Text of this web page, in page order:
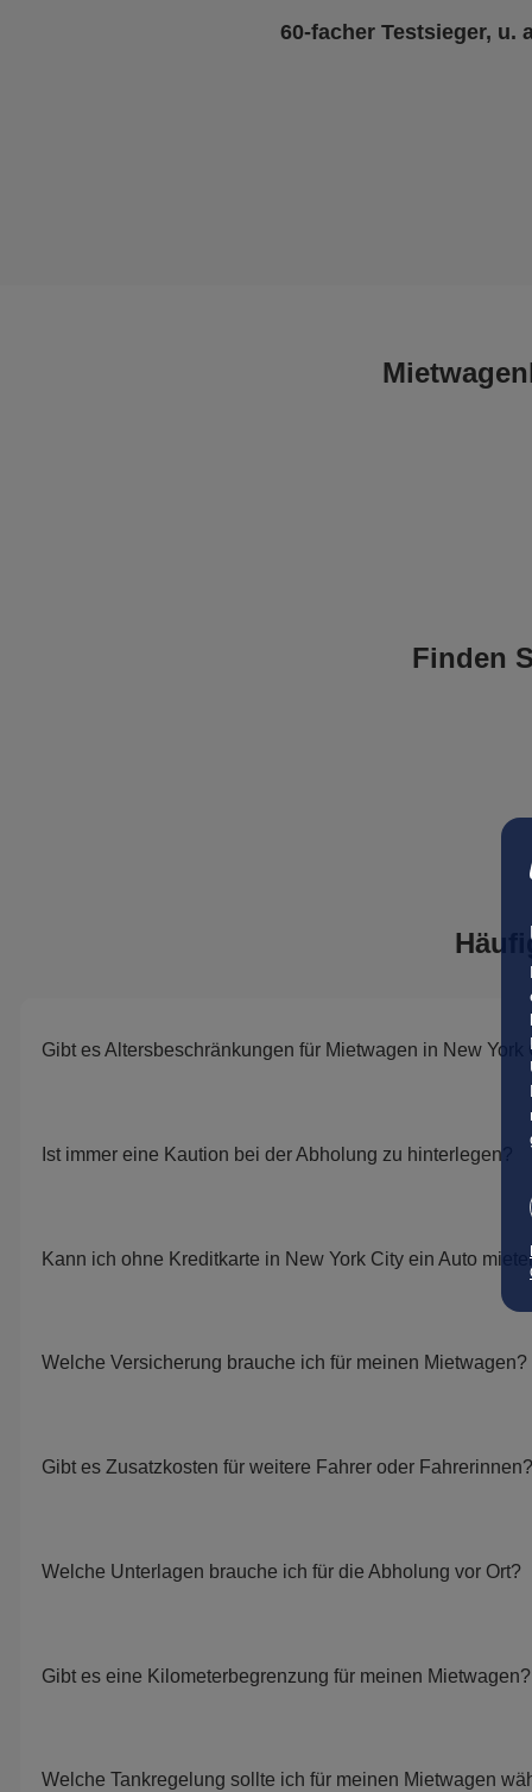
60-facher Testsieger, u.
Finden
Gibt es Altersbeschränkungen für Mietwagen in New York
Ist immer eine Kaution bei der Abholung zu hinterlegen?
Kann ich ohne Kreditkarte in New York City ein Auto
Welche Versicherung brauche ich für meinen Mietwagen?
Gibt es Zusatzkosten für weitere Fahrer oder Fahrerinnen?
Welche Unterlagen brauche ich für die Abholung vor Ort?
Gibt es eine Kilometerbegrenzung für meinen Mietwagen?
Welche Tankregelung sollte ich für meinen Mietwagen